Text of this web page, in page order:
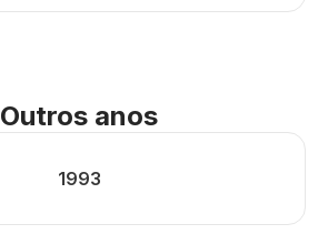
Outros anos
1993